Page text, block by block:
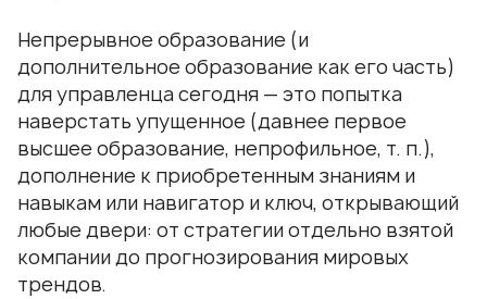
Непрерывное образование (и
дополнительное образование как его часть)
для управленца сегодня — это попытка
наверстать упущенное (давнее первое
высшее образование, непрофильное, т. п.),
дополнение к приобретенным знаниям и
навыкам или навигатор и ключ, открывающий
любые двери: от стратегии отдельно взятой
компании до прогнозирования мировых
трендов.